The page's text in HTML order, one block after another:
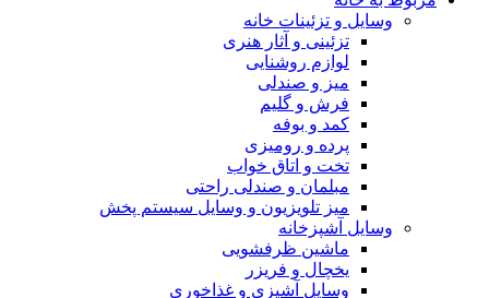
وسایل و تزئینات خانه
تزئینی و آثار هنری
لوازم روشنایی
میز و صندلی
فرش و گلیم
کمد و بوفه
پرده و رومیزی
تخت و اتاق خواب
مبلمان و صندلی راحتی
میز تلویزیون و وسایل سیستم پخش
وسایل آشپزخانه
ماشین ظرفشویی
یخچال و فریزر
وسایل آشپزی و غذاخوری